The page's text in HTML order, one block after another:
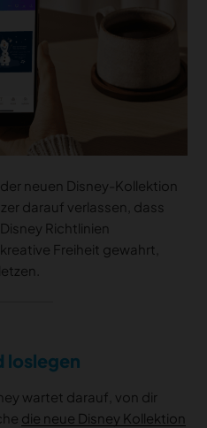
neuen Disney-Kollektion
darauf verlassen, dass
Richtlinien
Freiheit gewahrt,
loslegen
wartet darauf, von dir
die neue Disney Kollektion